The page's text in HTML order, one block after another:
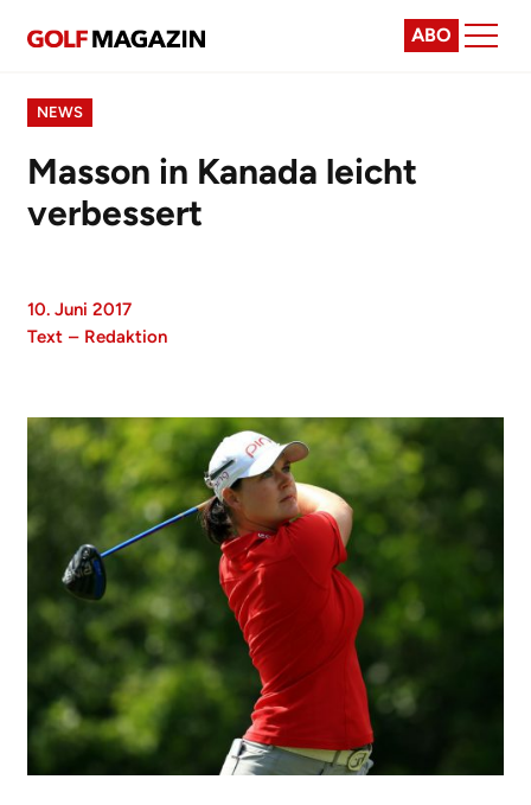
ABO
NEWS
Masson in Kanada leicht
verbessert
10. Juni 2017
Text – Redaktion